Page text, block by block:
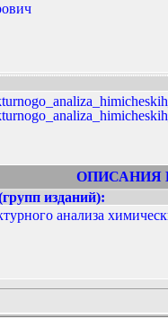
ОПИСАНИЯ
изданий):
анализа